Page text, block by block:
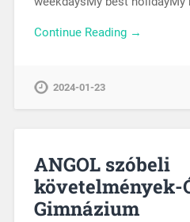
Continue Reading →
2024-01-23
ANGOL szóbeli
követelmények-
Gimnázium